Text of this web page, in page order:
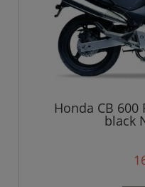
Honda CB 600
black